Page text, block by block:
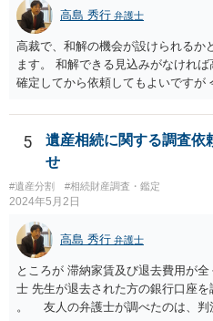
すが、現代では、各々が自由に価格
はお示しできません。ただし、かつ
報酬基準を踏まえて価格設定してい
ので、それが一応の目安となるでし
高島 秀行 弁護士
高裁で、和解の機会が設けられるか
ます。 和解できる見込みがなけれ
確定してから依頼してもよいですが
5
遺産相続に関する調査依
せ
#遺産分割 #相続財産調査・鑑定
2024年5月2日
高島 秀行 弁護士
ところが 滞納家賃及び退去費用が
士 先生が退去された方の銀行口座
。 友人の弁護士が調べたのは、判